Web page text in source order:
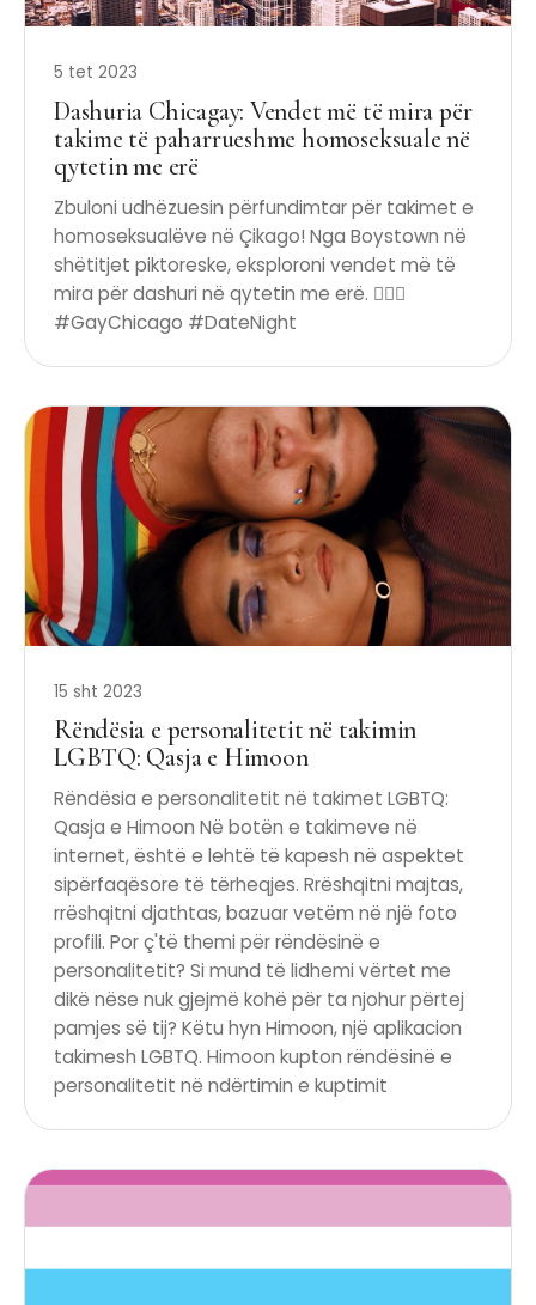
5 tet 2023
Dashuria Chicagay: Vendet më të mira për
takime të paharrueshme homoseksuale në
qytetin me erë
Zbuloni udhëzuesin përfundimtar për takimet e
homoseksualëve në Çikago! Nga Boystown në
shëtitjet piktoreske, eksploroni vendet më të
mira për dashuri në qytetin me erë. 🏳️‍🌈✨
#GayChicago #DateNight
15 sht 2023
Rëndësia e personalitetit në takimin
LGBTQ: Qasja e Himoon
Rëndësia e personalitetit në takimet LGBTQ:
Qasja e Himoon Në botën e takimeve në
internet, është e lehtë të kapesh në aspektet
sipërfaqësore të tërheqjes. Rrëshqitni majtas,
rrëshqitni djathtas, bazuar vetëm në një foto
profili. Por ç'të themi për rëndësinë e
personalitetit? Si mund të lidhemi vërtet me
dikë nëse nuk gjejmë kohë për ta njohur përtej
pamjes së tij? Këtu hyn Himoon, një aplikacion
takimesh LGBTQ. Himoon kupton rëndësinë e
personalitetit në ndërtimin e kuptimit